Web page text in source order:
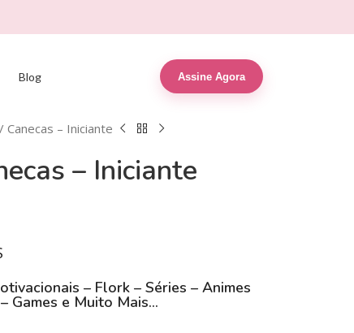
Blog Assine Agora
Canecas – Iniciante
– Iniciante
– Flork – Séries – Animes
Games e Muito Mais…